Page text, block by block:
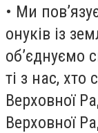
• Ми
онуків із
об’єднуємо
ті з нас, хто
Верховної
Верховної